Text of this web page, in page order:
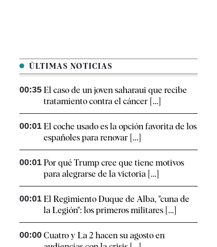
ÚLTIMAS NOTICIAS
00:35 El caso de un joven saharaui que recibe
tratamiento contra el cáncer [...]
00:01 El coche usado es la opción favorita de los
españoles para renovar [...]
00:01 Por qué Trump cree que tiene motivos
para alegrarse de la victoria [...]
00:01 El Regimiento Duque de Alba, "cuna de
la Legión": los primeros militares [...]
00:00 Cuatro y La 2 hacen su agosto en